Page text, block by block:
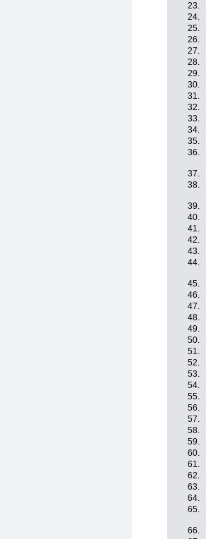
23.
24.
25.
26.
27.
28.
29.
30.
31.
32.
33.
34.
35.
36.
37.
38.
39.
40.
41.
42.
43.
44.
45.
46.
47.
48.
49.
50.
51.
52.
53.
54.
55.
56.
57.
58.
59.
60.
61.
62.
63.
64.
65.
66.